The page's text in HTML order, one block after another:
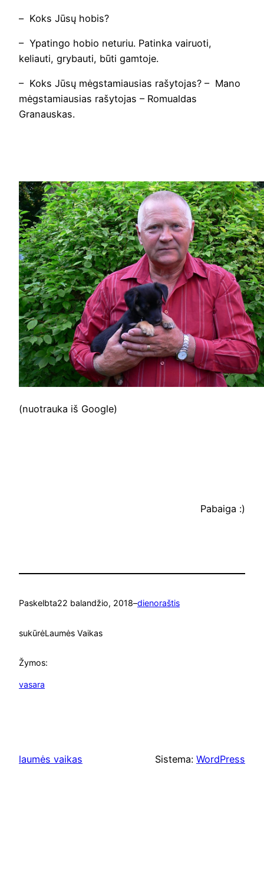
– Koks Jūsų hobis?
– Ypatingo hobio neturiu. Patinka vairuoti,
keliauti, grybauti, būti gamtoje.
– Koks Jūsų mėgstamiausias rašytojas? – Mano
mėgstamiausias rašytojas – Romualdas
Granauskas.
(nuotrauka iš Google)
Pabaiga :)
Paskelbta22 balandžio, 2018–dienoraštis
sukūrėLaumės Vaikas
Žymos:
vasara
laumės vaikas Sistema: WordPress